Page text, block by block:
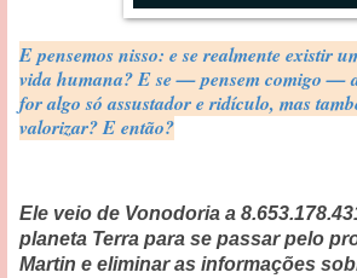
E pensemos nisso: e se realmente existir
vida humana? E se — pensem comigo —
for algo só assustador e ridículo, mas
valorizar? E então?
Ele veio de Vonodoria a
planeta Terra para se passar pelo
Martin e eliminar as informações